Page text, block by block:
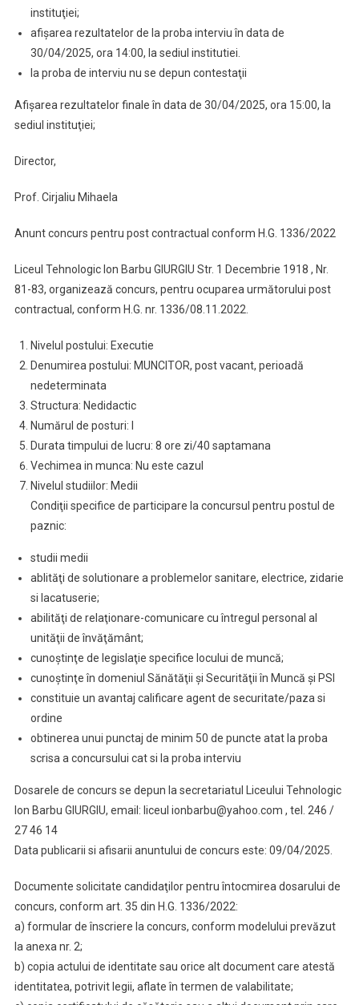
instituţiei;
afişarea rezultatelor de la proba interviu în data de
30/04/2025, ora 14:00, la sediul institutiei.
la proba de interviu nu se depun contestaţii
Afişarea rezultatelor finale în data de 30/04/2025, ora 15:00, la
sediul instituţiei;
Director,
Prof. Cirjaliu Mihaela
Anunt concurs pentru post contractual conform H.G. 1336/2022
Liceul Tehnologic Ion Barbu GIURGIU Str. 1 Decembrie 1918 , Nr.
81-83, organizează concurs, pentru ocuparea următorului post
contractual, conform H.G. nr. 1336/08.11.2022.
Nivelul postului: Executie
Denumirea postului: MUNCITOR, post vacant, perioadă
nedeterminata
Structura: Nedidactic
Numărul de posturi: l
Durata timpului de lucru: 8 ore zi/40 saptamana
Vechimea in munca: Nu este cazul
Nivelul studiilor: Medii
Condiţii specifice de participare la concursul pentru postul de
paznic:
studii medii
ablităţi de solutionare a problemelor sanitare, electrice, zidarie
si lacatuserie;
abilităţi de relaţionare-comunicare cu întregul personal al
unităţii de învăţământ;
cunoştinţe de legislaţie specifice locului de muncă;
cunoştinţe în domeniul Sănătăţii şi Securităţii în Muncă şi PSI
constituie un avantaj calificare agent de securitate/paza si
ordine
obtinerea unui punctaj de minim 50 de puncte atat la proba
scrisa a concursului cat si la proba interviu
Dosarele de concurs se depun la secretariatul Liceului Tehnologic
Ion Barbu GIURGIU, email: liceul ionbarbu@yahoo.com , tel. 246 /
27 46 14
Data publicarii si afisarii anuntului de concurs este: 09/04/2025.
Documente solicitate candidaţilor pentru întocmirea dosarului de
concurs, conform art. 35 din H.G. 1336/2022:
a) formular de înscriere la concurs, conform modelului prevăzut
la anexa nr. 2;
b) copia actului de identitate sau orice alt document care atestă
identitatea, potrivit legii, aflate în termen de valabilitate;